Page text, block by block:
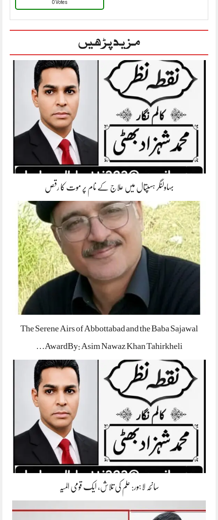
0 Votes
مزید پڑھیں
بہاولنگر ہسپتال میں علاج کے نام پر موت کا رقص
The Serene Airs of Abbottabad and the Baba Sajawal
AwardBy: Asim Nawaz Khan Tahirkheli…
سانحہ لاہور: علم کی تلاش، ایک قومی المیہ